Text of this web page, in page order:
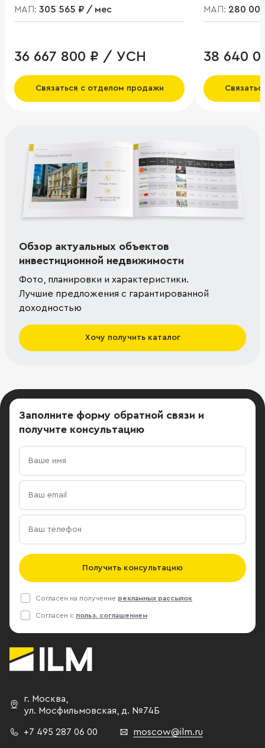
МАП: 305 565 ₽ / мес
36 667 800 ₽ / УСН
Связаться с отделом продажи
МАП: 280
38 640
Обзор актуальных объектов
инвестиционной недвижимости
Фото, планировки и характеристики.
Лучшие предложения с гарантированной
доходностью
Хочу получить каталог
Заполните форму обратной связи и
получите консультацию
Получить консультацию
Согласен на получение рекламных рассылок
Согласен с польз. соглашением
г. Москва,
ул. Мосфильмовская, д. №74Б
+7 495 287 06 00 moscow@ilm.ru